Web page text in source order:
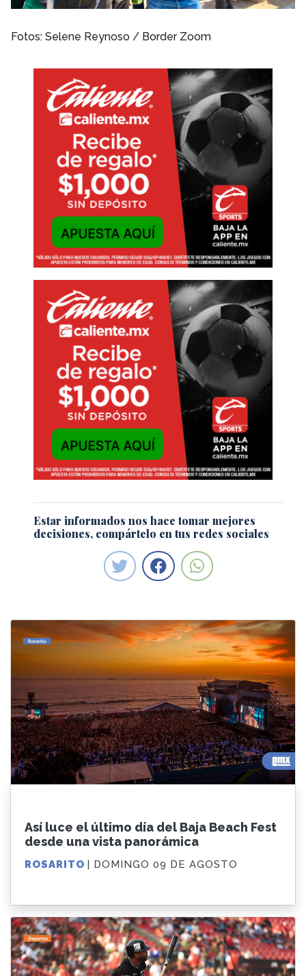
Así luce el último día del Baja Beach Fest
desde una vista panorámica
ROSARITO | DOMINGO 09 DE AGOSTO
Fotos: Selene Reynoso / Border Zoom
Estar informados nos hace tomar mejores
decisiones, compártelo en tus redes sociales